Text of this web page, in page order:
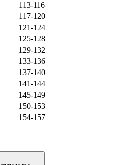
113-116
117-120
121-124
125-128
129-132
133-136
137-140
141-144
145-149
150-153
154-157